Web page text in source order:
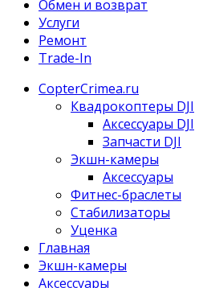
Обмен и возврат
Услуги
Ремонт
Trade-In
CopterCrimea.ru
Квадрокоптеры DJI
Аксессуары DJI
Запчасти DJI
Экшн-камеры
Аксессуары
Фитнес-браслеты
Стабилизаторы
Уценка
Главная
Экшн-камеры
Аксессуары